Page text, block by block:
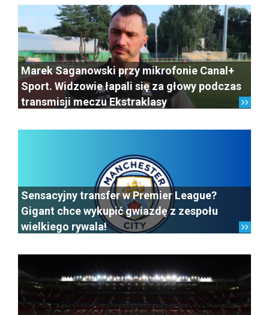
Marek Saganowski przy mikrofonie Canal+
Sport. Widzowie łapali się za głowy podczas
transmisji meczu Ekstraklasy
Sensacyjny transfer w Premier League?
Gigant chce wykupić gwiazdę z zespołu
wielkiego rywala!